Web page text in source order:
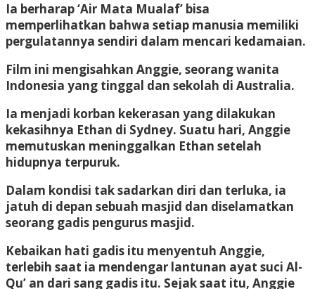
Ia berharap ‘Air Mata Mualaf’ bisa
memperlihatkan bahwa setiap manusia memiliki
pergulatannya sendiri dalam mencari kedamaian.
Film ini mengisahkan Anggie, seorang wanita
Indonesia yang tinggal dan sekolah di Australia.
Ia menjadi korban kekerasan yang dilakukan
kekasihnya Ethan di Sydney. Suatu hari, Anggie
memutuskan meninggalkan Ethan setelah
hidupnya terpuruk.
Dalam kondisi tak sadarkan diri dan terluka, ia
jatuh di depan sebuah masjid dan diselamatkan
seorang gadis pengurus masjid.
Kebaikan hati gadis itu menyentuh Anggie,
terlebih saat ia mendengar lantunan ayat suci Al-
Qu’ an dari sang gadis itu. Sejak saat itu, Anggie